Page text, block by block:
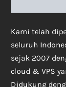
Kami telah
seluruh
sejak 2007
cloud & VPS
Didukung